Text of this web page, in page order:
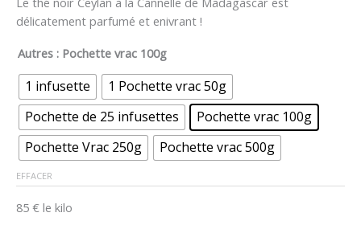
notation
client
délicatement parfumé et enivrant !
Autres : Pochette vrac 100g
1 infusette
1 Pochette vrac 50g
Pochette de 25 infusettes
Pochette vrac 100g
Pochette Vrac 250g
Pochette vrac 500g
EFFACER
85 € le kilo